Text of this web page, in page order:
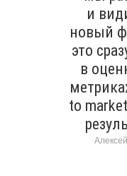
и
новый
это
в
to